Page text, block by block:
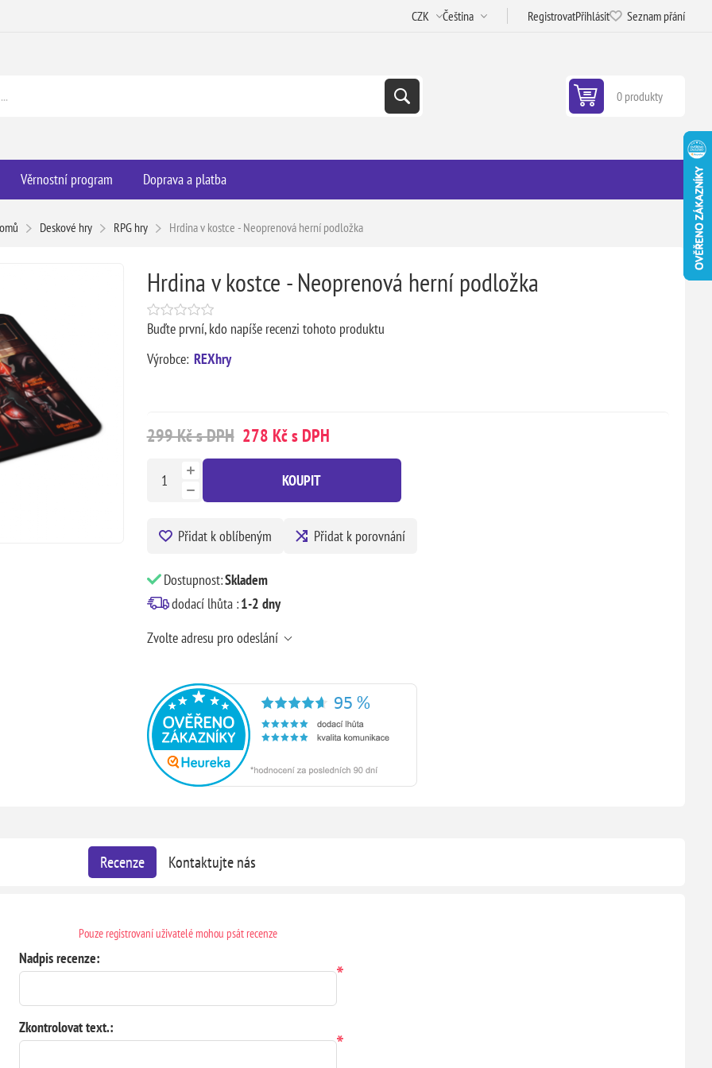
RegistrovatPřihlásit Seznam přání
0 produkty
Věrnostní program Doprava a platba
Deskové hry RPG hry Hrdina v kostce - Neoprenová herní podložka
Hrdina v kostce - Neoprenová herní podložka
Buďte první, kdo napíše recenzi tohoto produktu
Výrobce: REXhry
299 Kč s DPH 278 Kč s DPH
KOUPIT
Přidat k oblíbeným Přidat k porovnání
Dostupnost:Skladem
dodací lhůta :1-2 dny
Zvolte adresu pro odeslání
Recenze Kontaktujte nás
Pouze registrovaní uživatelé mohou psát recenze
Nadpis recenze:
*
Zkontrolovat text.:
*